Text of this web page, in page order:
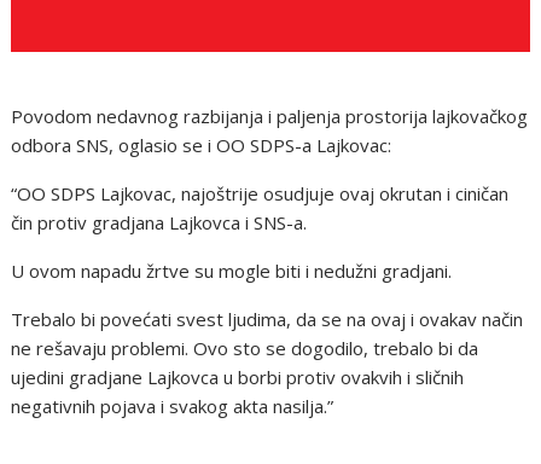
Povodom nedavnog razbijanja i paljenja prostorija lajkovačkog
odbora SNS, oglasio se i OO SDPS-a Lajkovac:
“OO SDPS Lajkovac, najoštrije osudjuje ovaj okrutan i ciničan
čin protiv gradjana Lajkovca i SNS-a.
U ovom napadu žrtve su mogle biti i nedužni gradjani.
Trebalo bi povećati svest ljudima, da se na ovaj i ovakav način
ne rešavaju problemi. Ovo sto se dogodilo, trebalo bi da
ujedini gradjane Lajkovca u borbi protiv ovakvih i sličnih
negativnih pojava i svakog akta nasilja.”